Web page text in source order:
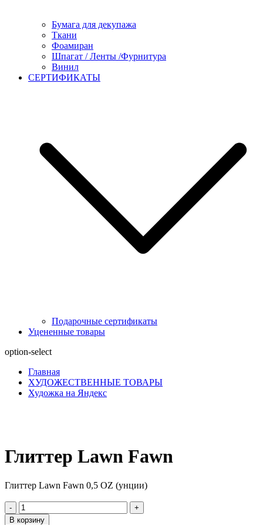
Бумага для декупажа
Ткани
Фоамиран
Шпагат / Ленты /Фурнитура
Винил
СЕРТИФИКАТЫ
Подарочные сертификаты
Уцененные товары
option-select
Главная
ХУДОЖЕСТВЕННЫЕ ТОВАРЫ
Художка на Яндекс
Глиттер Lawn Fawn
Глиттер Lawn Fawn 0,5 OZ (унции)
-
+
В корзину